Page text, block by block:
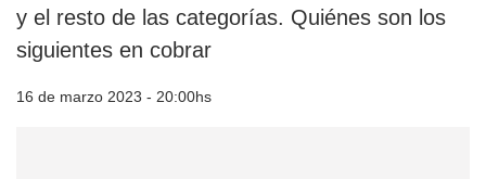
y el resto de las categorías. Quiénes son los
siguientes en cobrar
16 de marzo 2023 - 20:00hs